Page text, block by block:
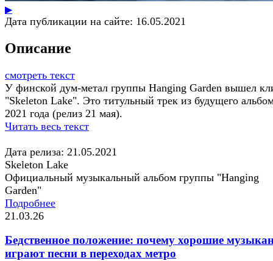
▶
Дата публикации на сайте: 16.05.2021
Описание
смотреть текст
У финской дум-метал группы Hanging Garden вышел
"Skeleton Lake". Это титульный трек из будущего
2021 года (релиз 21 мая).
Читать весь текст
Дата релиза: 21.05.2021
Skeleton Lake
Официальный музыкальный альбом группы "Hanging
Garden"
Подробнее
21.03.26
Бедственное положение: почему хорошие
играют песни в переходах метро